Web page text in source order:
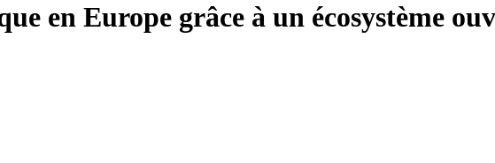
en Europe grâce à un écosystème